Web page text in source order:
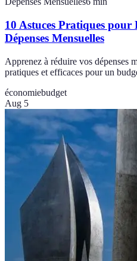
10 Astuces Pratiques pour
Dépenses Mensuelles
Apprenez à réduire vos dépenses
pratiques et efficaces pour un
économiebudget
Aug 5